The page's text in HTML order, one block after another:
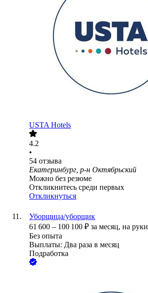
USTA Hotels
4.2
•
54 отзыва
Екатеринбург, р-н Октябрьский
Можно без резюме
Откликнитесь среди первых
Откликнуться
Уборщица/уборщик
61 600 – 100 100 ₽ за месяц, на руки
Без опыта
Выплаты: Два раза в месяц
Подработка